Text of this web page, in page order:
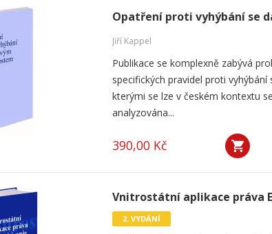
Opatření proti vyhýbání se
Jiří Kappel
Publikace se komplexně zabývá
specifických pravidel proti
kterými se lze v českém kontextu
analyzována...
390,00 Kč
Vnitrostátní aplikace práva
2. VYDÁNÍ